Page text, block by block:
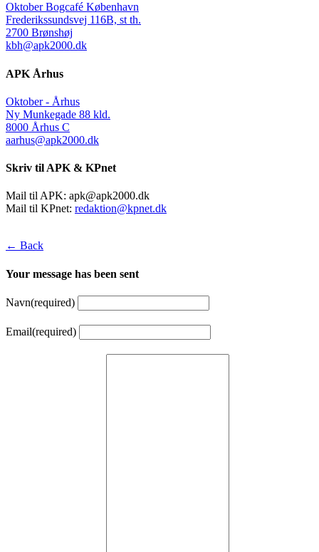
Oktober Bogcafé København
Frederikssundsvej 116B, st th.
2700 Brønshøj
kbh@apk2000.dk
APK Århus
Oktober - Århus
Ny Munkegade 88 kld.
8000 Århus C
aarhus@apk2000.dk
Skriv til APK & KPnet
Mail til APK: apk@apk2000.dk
Mail til KPnet: redaktion@kpnet.dk
← Back
Your message has been sent
Navn(required)
Email(required)